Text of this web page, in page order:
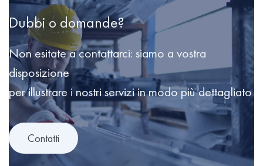
Dubbi o domande?
Non esitate a contattarci: siamo a vostra
disposizione
per illustrare i nostri servizi in modo più dettagliato
Contatti